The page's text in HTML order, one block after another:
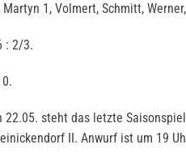
1, Volmert, Schmitt,
: 2/3.
22.05. steht das letzte
II. Anwurf ist um 19